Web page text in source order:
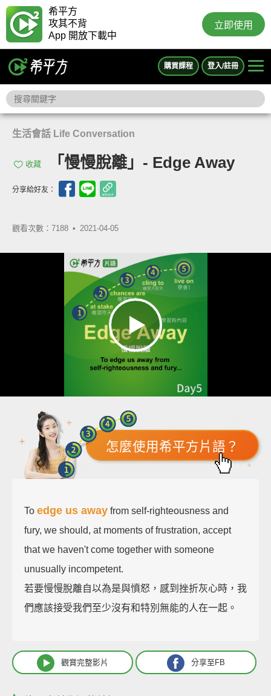
希平方
攻其不背
App 開放下載中
立即使用
購買課程 登入/註冊
生活會話 Life Conversation
收藏 「慢慢脫離」- Edge Away
分享給好友：
觀看次數：7188 • 2021-04-05
怎麼使用希平方片語？
To edge us away from self-righteousness and
fury, we should, at moments of frustration, accept
that we haven't come together with someone
unusually incompetent.
若要慢慢脫離自以為是與憤怒，感到挫折灰心時，我
們應該接受我們至少沒有和特別無能的人在一起。
觀賞完整影片 分享至FB